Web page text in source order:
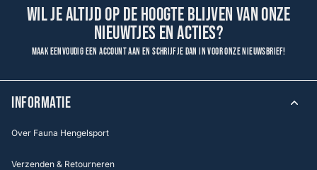
Wil je altijd op de hoogte blijven van onze
nieuwtjes en acties?
Maak eenvoudig een account aan en schrijf je dan in voor onze nieuwsbrief!
INFORMATIE
Over Fauna Hengelsport
Verzenden & Retourneren